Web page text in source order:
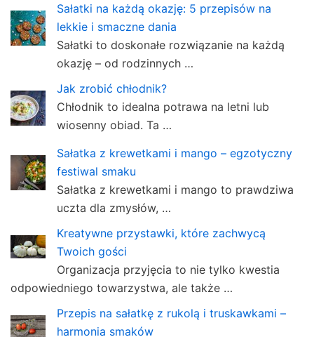
Sałatki na każdą okazję: 5 przepisów na
lekkie i smaczne dania
Sałatki to doskonałe rozwiązanie na każdą
okazję – od rodzinnych …
Jak zrobić chłodnik?
Chłodnik to idealna potrawa na letni lub
wiosenny obiad. Ta …
Sałatka z krewetkami i mango – egzotyczny
festiwal smaku
Sałatka z krewetkami i mango to prawdziwa
uczta dla zmysłów, …
Kreatywne przystawki, które zachwycą
Twoich gości
Organizacja przyjęcia to nie tylko kwestia
odpowiedniego towarzystwa, ale także …
Przepis na sałatkę z rukolą i truskawkami –
harmonia smaków